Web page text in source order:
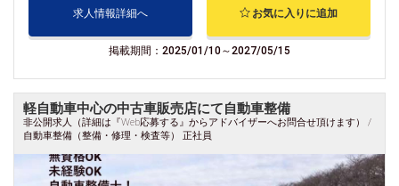
求人情報詳細へ お気に入りに追加
掲載期間：2025/01/10～2027/05/15
軽自動車中心の中古車販売店にて自動車整備
非公開求人（詳細は『Web応募する』からアドバイザーへお問合せ頂けます） /
自動車整備（整備・修理・検査等） 正社員